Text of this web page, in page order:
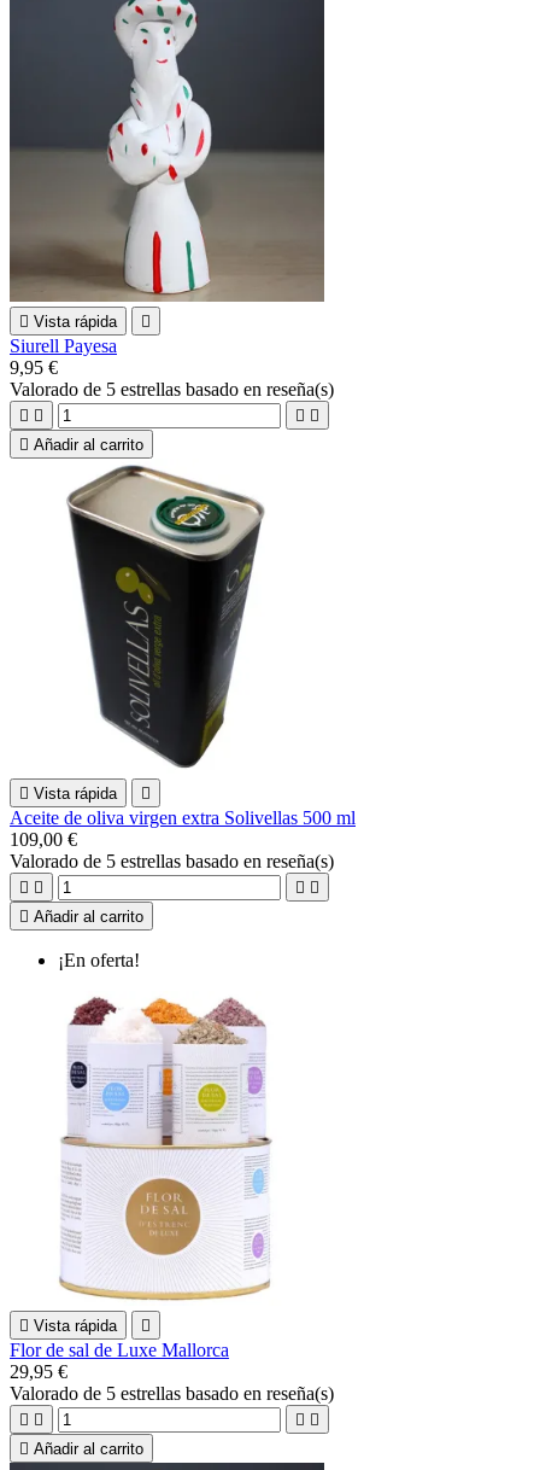
 Vista rápida 
Siurell Payesa
9,95 €
Valorado de 5 estrellas basado en reseña(s)
   
 Añadir al carrito
 Vista rápida 
Aceite de oliva virgen extra Solivellas 500 ml
109,00 €
Valorado de 5 estrellas basado en reseña(s)
   
 Añadir al carrito
¡En oferta!
 Vista rápida 
Flor de sal de Luxe Mallorca
29,95 €
Valorado de 5 estrellas basado en reseña(s)
   
 Añadir al carrito